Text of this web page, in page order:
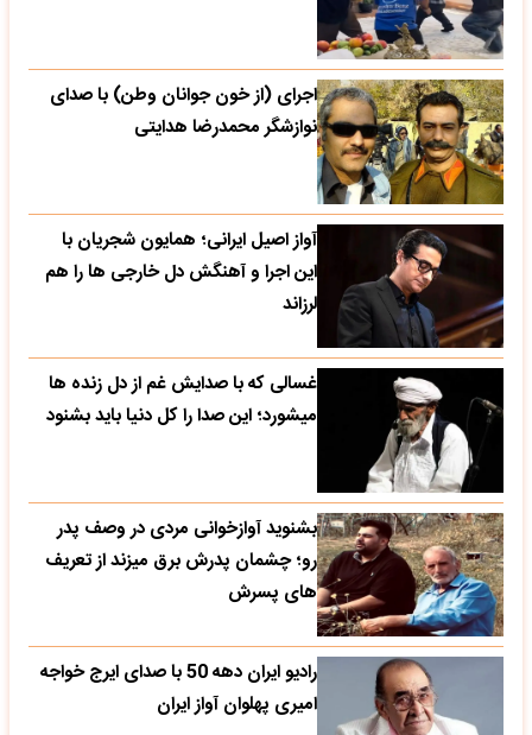
اجرای (از خون جوانان وطن) با صدای
نوازشگر محمدرضا هدایتی
آواز اصیل ایرانی؛ همایون شجریان با
این اجرا و آهنگش دل خارجی ها را هم
لرزاند
غسالی که با صدایش غم از دل زنده ها
میشورد؛ این صدا را کل دنیا باید بشنود
بشنوید آوازخوانی مردی در وصف پدر
رو؛ چشمان پدرش برق میزند از تعریف
های پسرش
رادیو ایران دهه 50 با صدای ایرج خواجه
امیری پهلوان آواز ایران